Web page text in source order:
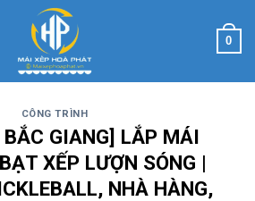
0
CÔNG TRÌNH
BẮC GIANG] LẮP MÁI
XẾP LƯỢN SÓNG |
NHÀ HÀNG,